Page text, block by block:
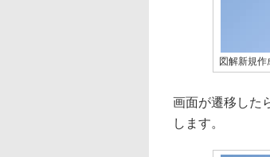
図解新規
画面が遷移した
します。